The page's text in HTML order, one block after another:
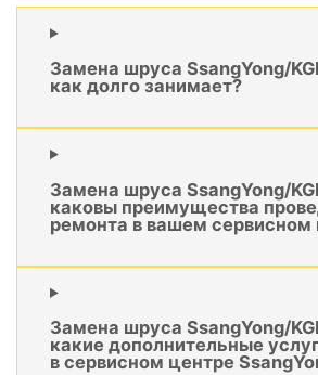
Замена шруса SsangYong/
как долго занимает?
Замена шруса SsangYong/
каковы преимущества
ремонта в вашем сервисном
Замена шруса SsangYong/
какие дополнительные
в сервисном центре